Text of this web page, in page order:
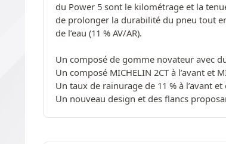
du Power 5 sont le kilométrage et la
de prolonger la durabilité du pneu tout
de l’eau (11 % AV/AR).
Un composé de gomme novateur avec
Un composé MICHELIN 2CT à l’avant et
Un taux de rainurage de 11 % à l’avant
Un nouveau design et des flancs